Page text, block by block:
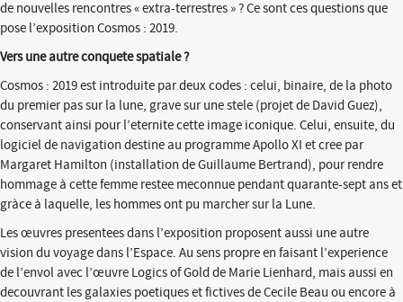
de nouvelles rencontres « extra-terrestres » ? Ce sont ces questions que
pose l’exposition Cosmos : 2019.
Vers une autre conquete spatiale ?
Cosmos : 2019 est introduite par deux codes : celui, binaire, de la photo
du premier pas sur la lune, grave sur une stele (projet de David Guez),
conservant ainsi pour l’eternite cette image iconique. Celui, ensuite, du
logiciel de navigation destine au programme Apollo XI et cree par
Margaret Hamilton (installation de Guillaume Bertrand), pour rendre
hommage à cette femme restee meconnue pendant quarante-sept ans et
gràce à laquelle, les hommes ont pu marcher sur la Lune.
Les œuvres presentees dans l’exposition proposent aussi une autre
vision du voyage dans l’Espace. Au sens propre en faisant l’experience
de l’envol avec l’œuvre Logics of Gold de Marie Lienhard, mais aussi en
decouvrant les galaxies poetiques et fictives de Cecile Beau ou encore à